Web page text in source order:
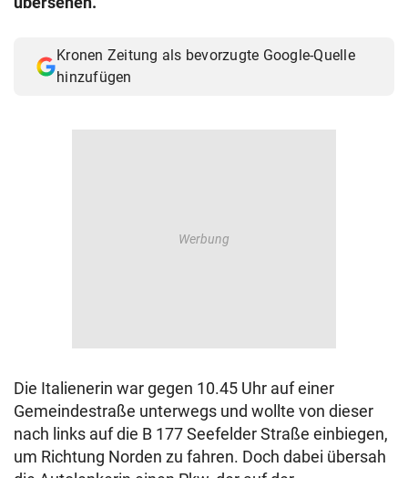
Kronen Zeitung als bevorzugte Google-Quelle
hinzufügen
Die Italienerin war gegen 10.45 Uhr auf einer
Gemeindestraße unterwegs und wollte von dieser
nach links auf die B 177 Seefelder Straße einbiegen,
um Richtung Norden zu fahren. Doch dabei übersah